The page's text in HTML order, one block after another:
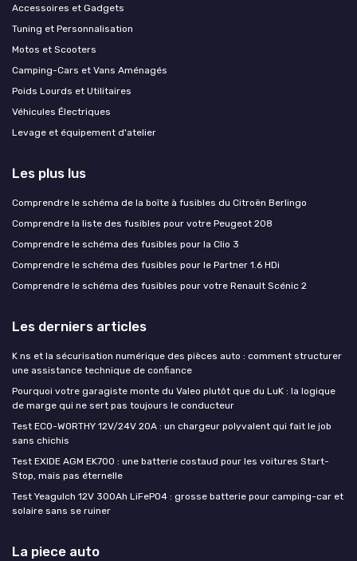
Accessoires et Gadgets
Tuning et Personnalisation
Motos et Scooters
Camping-Cars et Vans Aménagés
Poids Lourds et Utilitaires
Véhicules Électriques
Levage et équipement d'atelier
Les plus lus
Comprendre le schéma de la boîte à fusibles du Citroën Berlingo
Comprendre la liste des fusibles pour votre Peugeot 208
Comprendre le schéma des fusibles pour la Clio 3
Comprendre le schéma des fusibles pour le Partner 1.6 HDi
Comprendre le schéma des fusibles pour votre Renault Scénic 2
Les derniers articles
K ns et la sécurisation numérique des pièces auto : comment structurer
une assistance technique de confiance
Pourquoi votre garagiste monte du Valeo plutôt que du LuK : la logique
de marge qui ne sert pas toujours le conducteur
Test ECO-WORTHY 12V/24V 20A : un chargeur polyvalent qui fait le job
sans chichis
Test EXIDE AGM EK700 : une batterie costaud pour les voitures Start-
Stop, mais pas éternelle
Test Yeagulch 12V 300Ah LiFePO4 : grosse batterie pour camping-car et
solaire sans se ruiner
La piece auto